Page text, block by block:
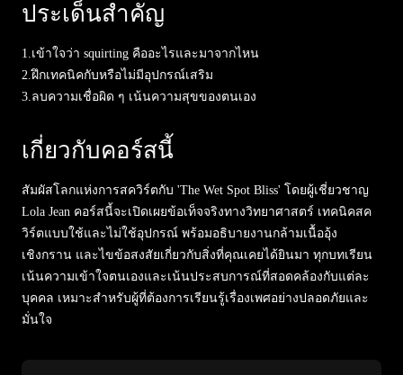
ประเด็นสำคัญ
1.เข้าใจว่า squirting คืออะไรและมาจากไหน
2.ฝึกเทคนิคกับหรือไม่มีอุปกรณ์เสริม
3.ลบความเชื่อผิด ๆ เน้นความสุขของตนเอง
เกี่ยวกับคอร์สนี้
สัมผัสโลกแห่งการสควิร์ตกับ 'The Wet Spot Bliss' โดยผู้เชี่ยวชาญ
Lola Jean คอร์สนี้จะเปิดเผยข้อเท็จจริงทางวิทยาศาสตร์ เทคนิคสค
วิร์ตแบบใช้และไม่ใช้อุปกรณ์ พร้อมอธิบายงานกล้ามเนื้ออุ้ง
เชิงกราน และไขข้อสงสัยเกี่ยวกับสิ่งที่คุณเคยได้ยินมา ทุกบทเรียน
เน้นความเข้าใจตนเองและเน้นประสบการณ์ที่สอดคล้องกับแต่ละ
บุคคล เหมาะสำหรับผู้ที่ต้องการเรียนรู้เรื่องเพศอย่างปลอดภัยและ
มั่นใจ